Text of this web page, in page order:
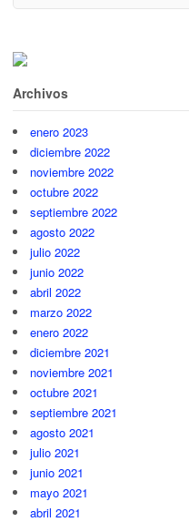
Archivos
enero 2023
diciembre 2022
noviembre 2022
octubre 2022
septiembre 2022
agosto 2022
julio 2022
junio 2022
abril 2022
marzo 2022
enero 2022
diciembre 2021
noviembre 2021
octubre 2021
septiembre 2021
agosto 2021
julio 2021
junio 2021
mayo 2021
abril 2021